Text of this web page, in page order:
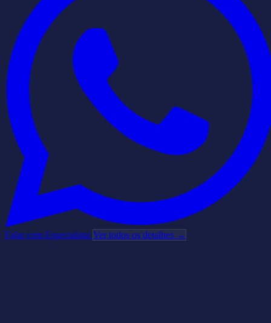
Falar com Especialista Ver todos os detalhes →